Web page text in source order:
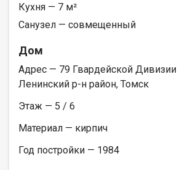
Кухня — 7 м²
Санузел — совмещенный
Дом
Адрес — 79 Гвардейской
Ленинский р-н район, Томск
Этаж — 5 / 6
Материал — кирпич
Год постройки — 1984